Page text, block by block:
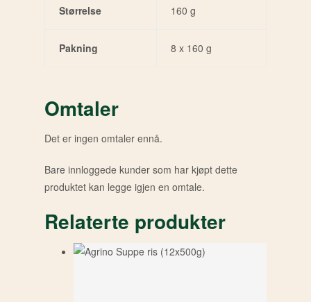
Størrelse 160 g
Pakning 8 x 160 g
Omtaler
Det er ingen omtaler ennå.
Bare innloggede kunder som har kjøpt dette
produktet kan legge igjen en omtale.
Relaterte produkter